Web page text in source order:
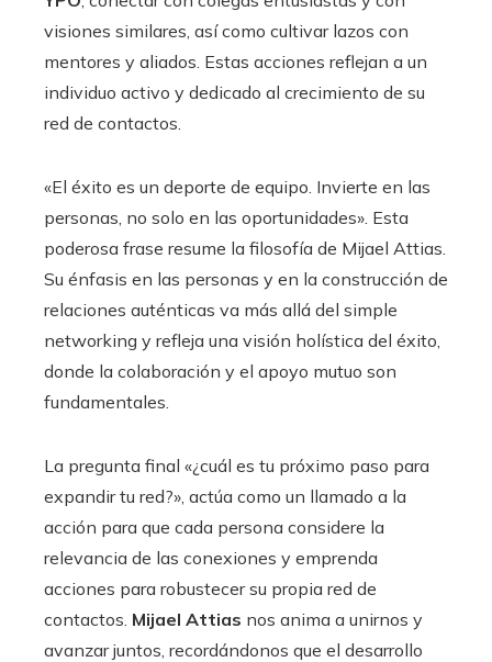
visiones similares, así como cultivar lazos con
mentores y aliados. Estas acciones reflejan a un
individuo activo y dedicado al crecimiento de su
red de contactos.
«El éxito es un deporte de equipo. Invierte en las
personas, no solo en las oportunidades». Esta
poderosa frase resume la filosofía de Mijael Attias.
Su énfasis en las personas y en la construcción de
relaciones auténticas va más allá del simple
networking y refleja una visión holística del éxito,
donde la colaboración y el apoyo mutuo son
fundamentales.
La pregunta final «¿cuál es tu próximo paso para
expandir tu red?», actúa como un llamado a la
acción para que cada persona considere la
relevancia de las conexiones y emprenda
acciones para robustecer su propia red de
contactos. Mijael Attias nos anima a unirnos y
avanzar juntos, recordándonos que el desarrollo